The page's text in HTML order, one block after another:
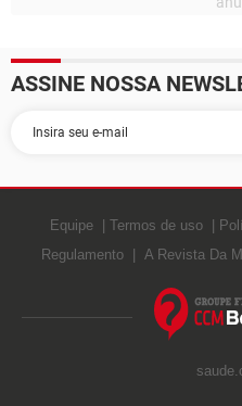
ASSINE NOSSA
Equipe Termos de uso
Regulamento
A Revista Da